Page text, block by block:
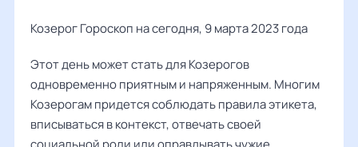
Козерог Гороскоп на сегодня, 9 марта 2023 года
Этот день может стать для Козерогов
одновременно приятным и напряженным. Многим
Козерогам придется соблюдать правила этикета,
вписываться в контекст, отвечать своей